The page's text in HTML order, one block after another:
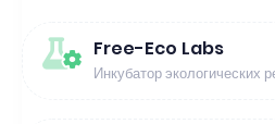
Free-Eco Labs
Инкубатор экологических